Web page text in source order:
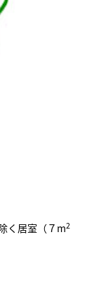
く居室（７m2